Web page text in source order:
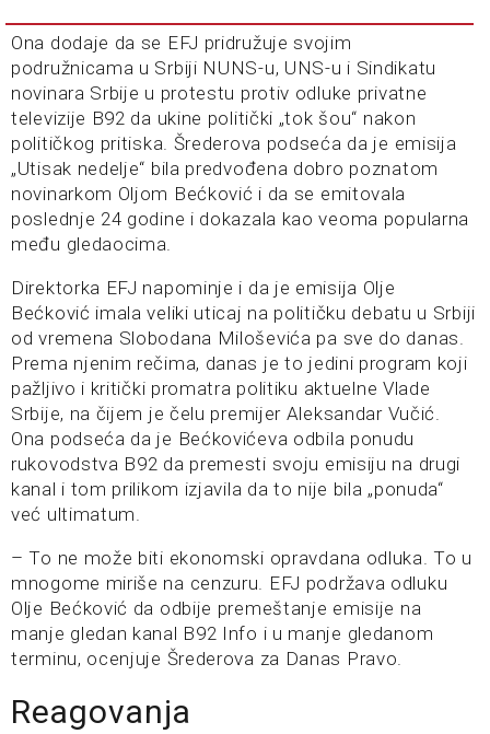
Ona dodaje da se EFJ pridružuje svojim
podružnicama u Srbiji NUNS-u, UNS-u i Sindikatu
novinara Srbije u protestu protiv odluke privatne
televizije B92 da ukine politički „tok šou“ nakon
političkog pritiska. Šrederova podseća da je emisija
„Utisak nedelje“ bila predvođena dobro poznatom
novinarkom Oljom Bećković i da se emitovala
poslednje 24 godine i dokazala kao veoma popularna
među gledaocima.
Direktorka EFJ napominje i da je emisija Olje
Bećković imala veliki uticaj na političku debatu u Srbiji
od vremena Slobodana Miloševića pa sve do danas.
Prema njenim rečima, danas je to jedini program koji
pažljivo i kritički promatra politiku aktuelne Vlade
Srbije, na čijem je čelu premijer Aleksandar Vučić.
Ona podseća da je Bećkovićeva odbila ponudu
rukovodstva B92 da premesti svoju emisiju na drugi
kanal i tom prilikom izjavila da to nije bila „ponuda“
već ultimatum.
– To ne može biti ekonomski opravdana odluka. To u
mnogome miriše na cenzuru. EFJ podržava odluku
Olje Bećković da odbije premeštanje emisije na
manje gledan kanal B92 Info i u manje gledanom
terminu, ocenjuje Šrederova za Danas Pravo.
Reagovanja